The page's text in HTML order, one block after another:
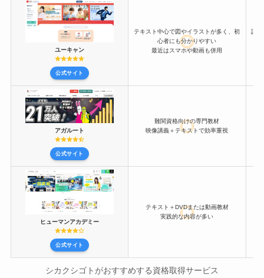
ユーキャン
公式サイト
テキスト中心で図やイラストが多く、初
心者にも分かりやすい
最近はスマホや動画も併用
講
アガルート
公式サイト
難関資格向けの専門教材
映像講義＋テキストで効率重視
ヒューマンアカデミー
公式サイト
テキスト＋DVDまたは動画教材
実践的な内容が多い
シカクシゴトがおすすめする資格取得サービス